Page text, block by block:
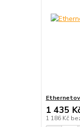
1 435
1 186 Kč